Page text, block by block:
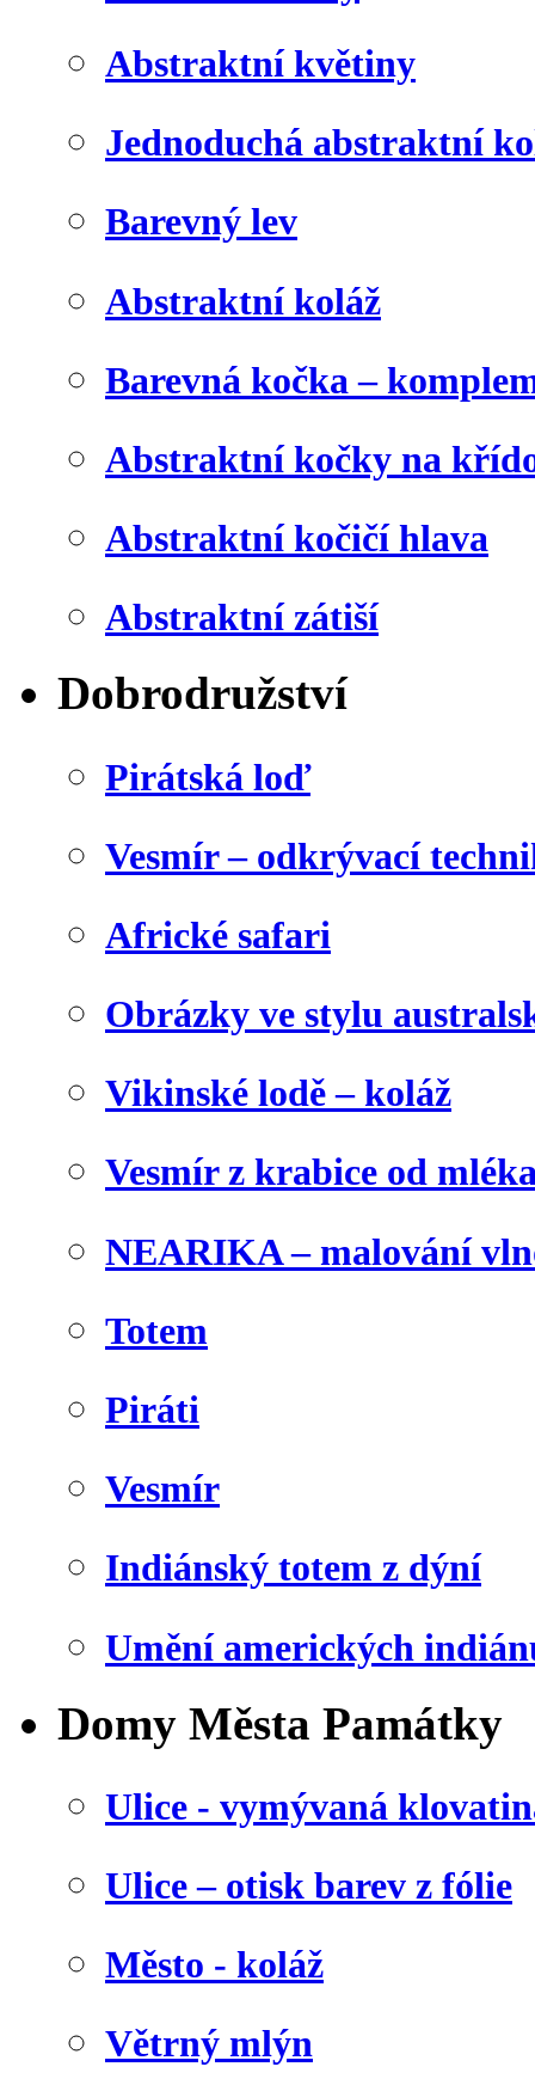
Abstraktní květiny
Jednoduchá abstraktní
Barevný lev
Abstraktní koláž
Barevná kočka –
Abstraktní kočky na
Abstraktní kočičí hlava
Abstraktní zátiší
Dobrodružství
Pirátská loď
Vesmír – odkrývací
Africké safari
Obrázky ve stylu
Vikinské lodě – koláž
Vesmír z krabice od
NEARIKA – malování
Totem
Piráti
Vesmír
Indiánský totem z dýní
Umění amerických
Domy Města Památky
Ulice - vymývaná
Ulice – otisk barev z fólie
Město - koláž
Větrný mlýn